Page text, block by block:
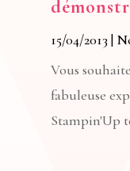
15/04/2013 |
Vous
fabuleuse
Stampin'Up